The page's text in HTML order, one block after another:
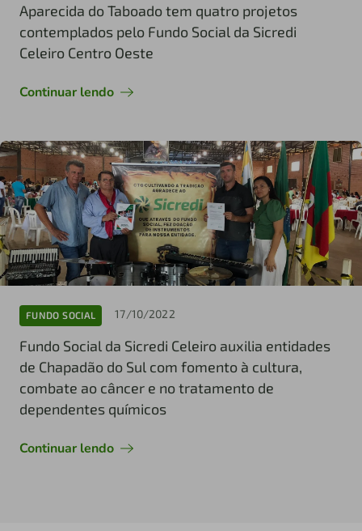
Aparecida do Taboado tem quatro projetos
contemplados pelo Fundo Social da Sicredi
Celeiro Centro Oeste
Continuar lendo
FUNDO SOCIAL 17/10/2022
Fundo Social da Sicredi Celeiro auxilia entidades
de Chapadão do Sul com fomento à cultura,
combate ao câncer e no tratamento de
dependentes químicos
Continuar lendo